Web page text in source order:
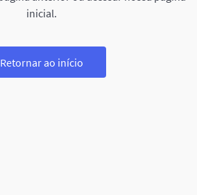
inicial.
Retornar ao início